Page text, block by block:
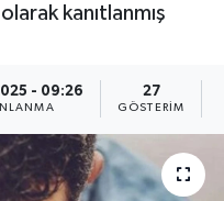
kanıtlanmış
- 09:26 27
GÖSTERIM